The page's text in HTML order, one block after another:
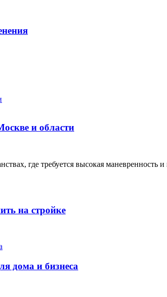
и области
где требуется высокая маневренность
на стройке
дома и бизнеса